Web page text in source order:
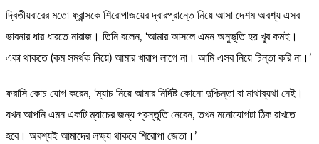
দ্বিতীয়বারের মতো ফ্রান্সকে শিরোপাজয়ের দ্বারপ্রান্তে নিয়ে আসা দেশম অবশ্য এসব
ভাবনার ধার ধারতে নারাজ। তিনি বলেন, ‘আমার আসলে এমন অনুভূতি হয় খুব কমই।
একা থাকতে (কম সমর্থক নিয়ে) আমার খারাপ লাগে না। আমি এসব নিয়ে চিন্তা করি না।’
ফরাসি কোচ যোগ করেন, ‘ম্যাচ নিয়ে আমার নির্দিষ্ট কোনো দুশ্চিন্তা বা মাথাব্যথা নেই।
যখন আপনি এমন একটি ম্যাচের জন্য প্রস্তুতি নেবেন, তখন মনোযোগটা ঠিক রাখতে
হবে। অবশ্যই আমাদের লক্ষ্য থাকবে শিরোপা জেতা।’